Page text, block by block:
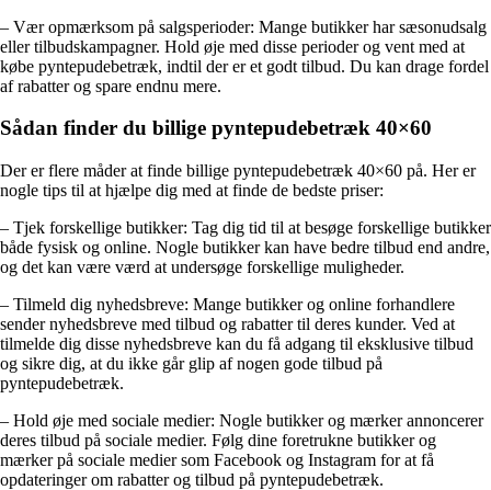
– Vær opmærksom på salgsperioder: Mange butikker har sæsonudsalg
eller tilbudskampagner. Hold øje med disse perioder og vent med at
købe pyntepudebetræk, indtil der er et godt tilbud. Du kan drage fordel
af rabatter og spare endnu mere.
Sådan finder du billige pyntepudebetræk 40×60
Der er flere måder at finde billige pyntepudebetræk 40×60 på. Her er
nogle tips til at hjælpe dig med at finde de bedste priser:
– Tjek forskellige butikker: Tag dig tid til at besøge forskellige butikker
både fysisk og online. Nogle butikker kan have bedre tilbud end andre,
og det kan være værd at undersøge forskellige muligheder.
– Tilmeld dig nyhedsbreve: Mange butikker og online forhandlere
sender nyhedsbreve med tilbud og rabatter til deres kunder. Ved at
tilmelde dig disse nyhedsbreve kan du få adgang til eksklusive tilbud
og sikre dig, at du ikke går glip af nogen gode tilbud på
pyntepudebetræk.
– Hold øje med sociale medier: Nogle butikker og mærker annoncerer
deres tilbud på sociale medier. Følg dine foretrukne butikker og
mærker på sociale medier som Facebook og Instagram for at få
opdateringer om rabatter og tilbud på pyntepudebetræk.